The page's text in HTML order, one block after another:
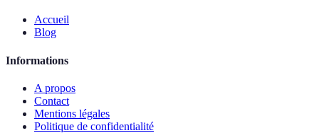
Accueil
Blog
Informations
A propos
Contact
Mentions légales
Politique de confidentialité